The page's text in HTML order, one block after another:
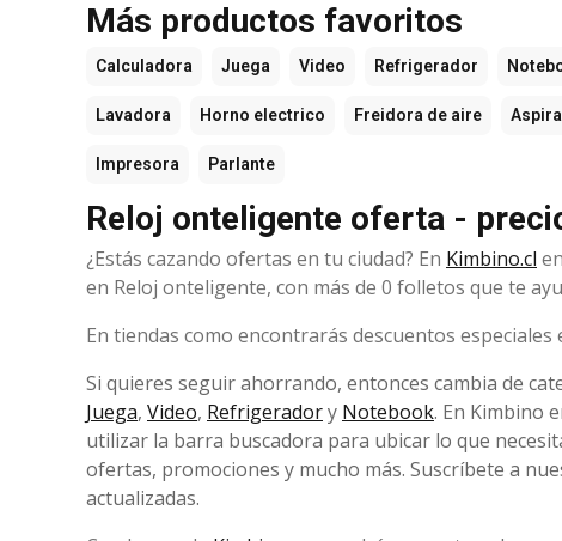
Más productos favoritos
Calculadora Juega Video Refrigerador
Lavadora Horno electrico Freidora de aire
Impresora Parlante
Reloj onteligente oferta -
¿Estás cazando ofertas en tu ciudad? En Kimbino.cl
en Reloj onteligente, con más de 0 folletos que te
En tiendas como encontrarás descuentos
Si quieres seguir ahorrando, entonces cambia de
Juega, Video, Refrigeradory Notebook. En Kimbino
utilizar la barra buscadora para ubicar lo que
ofertas, promociones y mucho más. Suscríbete a
actualizadas.